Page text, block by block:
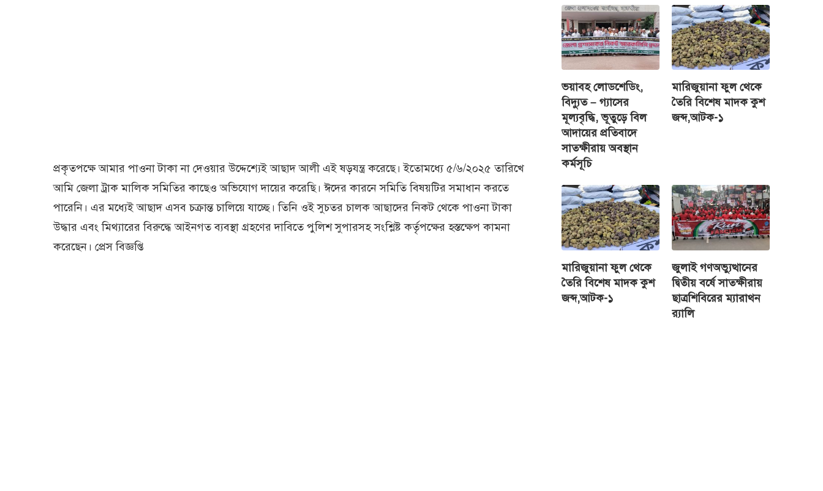
প্রকৃতপক্ষে আমার পাওনা টাকা না দেওয়ার উদ্দেশ্যেই আছাদ আলী এই ষড়যন্ত্র করেছে। ইতোমধ্যে ৫/৬/২০২৫ তারিখে
আমি জেলা ট্রাক মালিক সমিতির কাছেও অভিযোগ দায়ের করেছি। ঈদের কারনে সমিতি বিষয়টির সমাধান করতে
পারেনি। এর মধ্যেই আছাদ এসব চক্রান্ত চালিয়ে যাচ্ছে। তিনি ওই সুচতর চালক আছাদের নিকট থেকে পাওনা টাকা
উদ্ধার এবং মিথ্যারের বিরুদ্ধে আইনগত ব্যবস্থা গ্রহণের দাবিতে পুলিশ সুপারসহ সংশ্লিষ্ট কর্তৃপক্ষের হস্তক্ষেপ কামনা
করেছেন। প্রেস বিজ্ঞপ্তি
ভয়াবহ লোডশেডিং,
বিদ্যুত – গ্যাসের
মূল্যবৃদ্ধি, ভূতুড়ে বিল
আদায়ের প্রতিবাদে
সাতক্ষীরায় অবস্থান
কর্মসূচি
মারিজুয়ানা ফুল থেকে
তৈরি বিশেষ মাদক কুশ
জব্দ,আটক-১
মারিজুয়ানা ফুল থেকে
তৈরি বিশেষ মাদক কুশ
জব্দ,আটক-১
জুলাই গণঅভ্যুত্থানের
দ্বিতীয় বর্ষে সাতক্ষীরায়
ছাত্রশিবিরের ম্যারাথন
র‌্যালি